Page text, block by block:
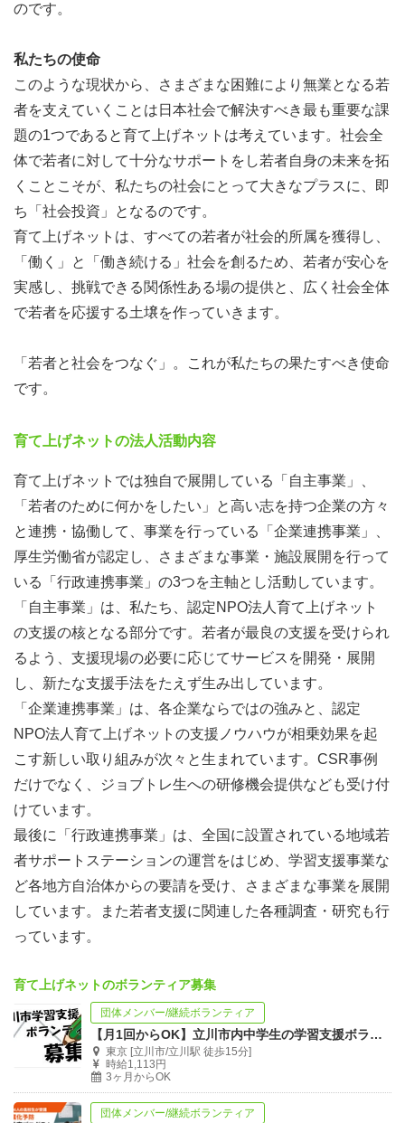
のです。
私たちの使命
このような現状から、さまざまな困難により無業となる若
者を支えていくことは日本社会で解決すべき最も重要な課
題の1つであると育て上げネットは考えています。社会全
体で若者に対して十分なサポートをし若者自身の未来を拓
くことこそが、私たちの社会にとって大きなプラスに、即
ち「社会投資」となるのです。
育て上げネットは、すべての若者が社会的所属を獲得し、
「働く」と「働き続ける」社会を創るため、若者が安心を
実感し、挑戦できる関係性ある場の提供と、広く社会全体
で若者を応援する土壌を作っていきます。
「若者と社会をつなぐ」。これが私たちの果たすべき使命
です。
育て上げネットの法人活動内容
育て上げネットでは独自で展開している「自主事業」、
「若者のために何かをしたい」と高い志を持つ企業の方々
と連携・協働して、事業を行っている「企業連携事業」、
厚生労働省が認定し、さまざまな事業・施設展開を行って
いる「行政連携事業」の3つを主軸とし活動しています。
「自主事業」は、私たち、認定NPO法人育て上げネット
の支援の核となる部分です。若者が最良の支援を受けられ
るよう、支援現場の必要に応じてサービスを開発・展開
し、新たな支援手法をたえず生み出しています。
「企業連携事業」は、各企業ならではの強みと、認定
NPO法人育て上げネットの支援ノウハウが相乗効果を起
こす新しい取り組みが次々と生まれています。CSR事例
だけでなく、ジョブトレ生への研修機会提供なども受け付
けています。
最後に「行政連携事業」は、全国に設置されている地域若
者サポートステーションの運営をはじめ、学習支援事業な
ど各地方自治体からの要請を受け、さまざまな事業を展開
しています。また若者支援に関連した各種調査・研究も行
っています。
育て上げネットのボランティア募集
団体メンバー/継続ボランティア
【月1回からOK】立川市内中学生の学習支援ボランティア募集
東京 [立川市/立川駅 徒歩15分]
時給1,113円
3ヶ月からOK
団体メンバー/継続ボランティア